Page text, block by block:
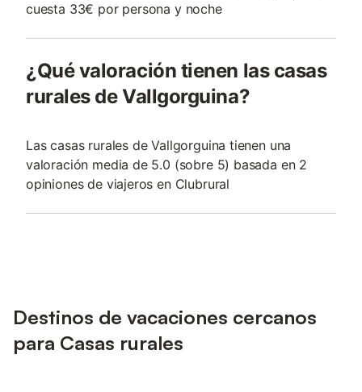
cuesta 33€ por persona y noche
¿Qué valoración tienen las casas
rurales de Vallgorguina?
Las casas rurales de Vallgorguina tienen una
valoración media de 5.0 (sobre 5) basada en 2
opiniones de viajeros en Clubrural
Destinos de vacaciones cercanos
para Casas rurales